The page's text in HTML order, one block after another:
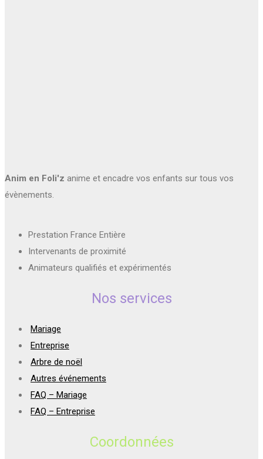
Anim en Foli'z anime et encadre vos enfants sur tous vos
évènements.
Prestation France Entière
Intervenants de proximité
Animateurs qualifiés et expérimentés
Nos services
Mariage
Entreprise
Arbre de noël
Autres événements
FAQ – Mariage
FAQ – Entreprise
Coordonnées